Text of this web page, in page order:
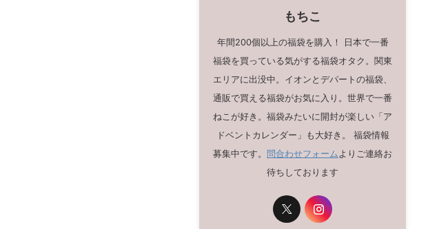
もちこ
年間200個以上の福袋を購入！ 日本で一番
福袋を買っている気がする福袋オタク。関東
エリアに出没中。イオンとデパートの福袋、
通販で買える福袋がお気に入り。世界で一番
ねこが好き。福袋みたいに開封が楽しい「ア
ドベントカレンダー」も大好き。 福袋情報
募集中です。 問合わせフォームよりご連絡お
待ちしております